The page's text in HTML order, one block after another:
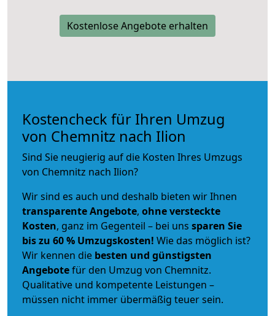
Kostenlose Angebote erhalten
Kostencheck für Ihren Umzug
von Chemnitz nach Ilion
Sind Sie neugierig auf die Kosten Ihres Umzugs
von Chemnitz nach Ilion?
Wir sind es auch und deshalb bieten wir Ihnen
transparente Angebote, ohne versteckte
Kosten, ganz im Gegenteil – bei uns sparen Sie
bis zu 60 % Umzugskosten! Wie das möglich ist?
Wir kennen die besten und günstigsten
Angebotefür den Umzug von Chemnitz.
Qualitative und kompetente Leistungen –
müssen nicht immer übermäßig teuer sein.